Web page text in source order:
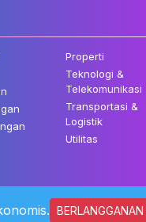
Properti
Teknologi &
Telekomunikasi
Transportasi &
Logistik
Utilitas
dilindungi Undang-undang.
BERLANGGANAN